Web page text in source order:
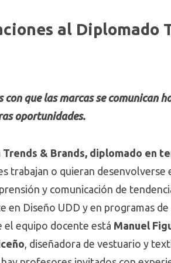
al Diplomado
que las marcas se comunican
oportunidades.
Trends & Brands, diplomado en
trabajan o quieran desenvolverse
y comunicación de
en Diseño UDD y en programas
el equipo docente está Manuel
, diseñadora de vestuario y